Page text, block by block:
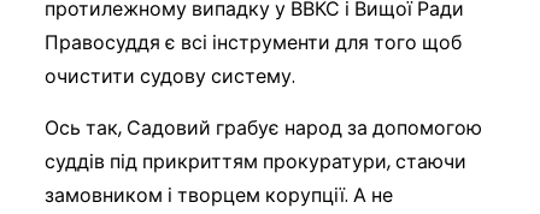
протилежному випадку у ВВКС і Вищої Ради
Правосуддя є всі інструменти для того щоб
очистити судову систему.
Ось так, Садовий грабує народ за допомогою
суддів під прикриттям прокуратури, стаючи
замовником і творцем корупції. А не